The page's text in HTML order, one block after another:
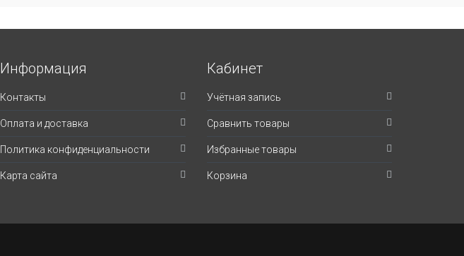
Информация
Контакты
Оплата и доставка
Политика конфиденциальности
Карта сайта
Кабинет
Учётная запись
Сравнить товары
Избранные товары
Корзина